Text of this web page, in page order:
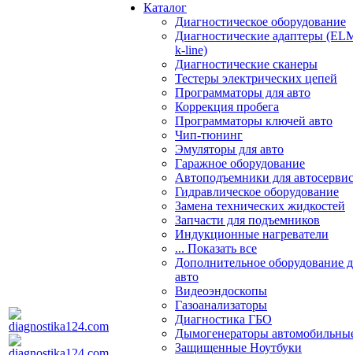
Каталог
Диагностическое оборудование
Диагностические адаптеры
k-line)
Диагностические сканеры
Тестеры электрических цепей
Программаторы для авто
Коррекция пробега
Программаторы ключей авто
Чип-тюнинг
Эмуляторы для авто
Гаражное оборудование
Автоподъемники для
Гидравлическое оборудование
Замена технических жидкостей
Запчасти для подъемников
Индукционные нагреватели
... Показать все
Дополнительное оборудование
авто
Видеоэндоскопы
Газоанализаторы
Диагностика ГБО
Дымогенераторы
Защищенные Ноутбуки